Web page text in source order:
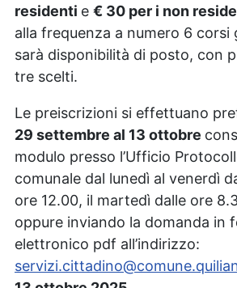
residenti e € 30 per i non
alla frequenza a numero 6 corsi
sarà disponibilità di posto, con
tre scelti.
Le preiscrizioni si effettuano
29 settembre al 13 ottobre
modulo presso l’Ufficio
comunale dal lunedì al venerdì
ore 12.00, il martedì dalle ore
oppure inviando la domanda in
elettronico pdf all’indirizzo: